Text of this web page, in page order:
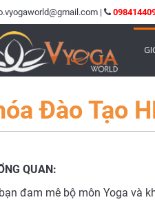
|
Đào Tạo
QUAN:
đam mê bộ môn Yoga và